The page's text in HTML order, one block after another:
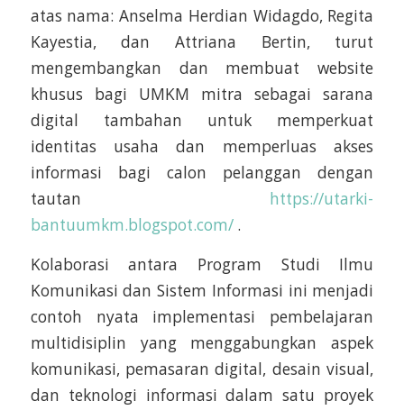
atas nama: Anselma Herdian Widagdo, Regita
Kayestia, dan Attriana Bertin, turut
mengembangkan dan membuat website
khusus bagi UMKM mitra sebagai sarana
digital tambahan untuk memperkuat
identitas usaha dan memperluas akses
informasi bagi calon pelanggan dengan
tautan https://utarki-
bantuumkm.blogspot.com/.
Kolaborasi antara Program Studi Ilmu
Komunikasi dan Sistem Informasi ini menjadi
contoh nyata implementasi pembelajaran
multidisiplin yang menggabungkan aspek
komunikasi, pemasaran digital, desain visual,
dan teknologi informasi dalam satu proyek